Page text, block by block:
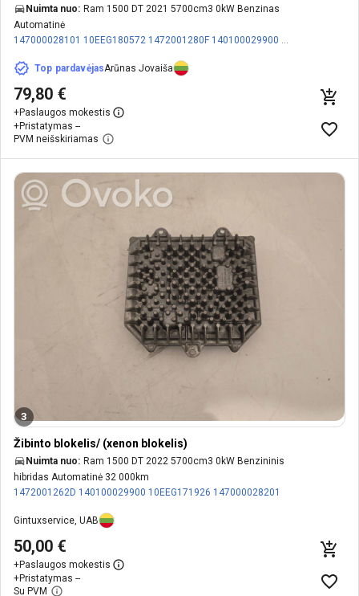
Nuimta nuo: Ram 1500 DT 2021 5700cm3 0kW Benzinas
Automatinė
147000028101 10EEG180572 1472001280F 140100029900
Top pardavėjasArūnas Jovaiša
79,80 €
+Paslaugos mokestis
+Pristatymas --
PVM neišskiriamas
3
Žibinto blokelis/ (xenon blokelis)
Nuimta nuo: Ram 1500 DT 2022 5700cm3 0kW Benzininis
hibridas Automatinė 32 000km
1472001262D 140100029900 10EEG171926 147000028201
Gintuxservice, UAB
50,00 €
+Paslaugos mokestis
+Pristatymas --
Su PVM